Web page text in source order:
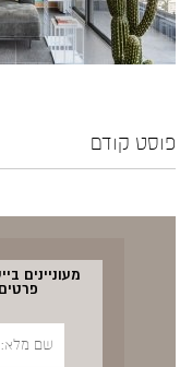
פוסט קודם
מעוניינים